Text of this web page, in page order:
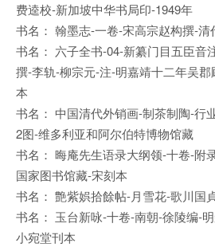
费逵校-新加坡中华书局印-1949年
书名： 翰墨志-一卷-宋高宗赵构撰-清
书名： 六子全书-04-新纂门目五臣音
撰-李轨-柳宗元-注-明嘉靖十二年吴
本
书名： 中国清代外销画-制茶制陶-行
2图-维多利亚和阿尔伯特博物馆藏
书名： 晦庵先生语录大纲领-十卷-附
国家图书馆藏-宋刻本
书名： 艶紫娯拾餘帖-月雪花-歌川国
书名： 玉台新咏-十卷-南朝-徐陵编-
小宛堂刊本